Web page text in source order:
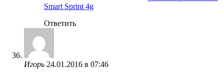
Smart Sprint 4g
Ответить
Игорь 24.01.2016 в 07:46